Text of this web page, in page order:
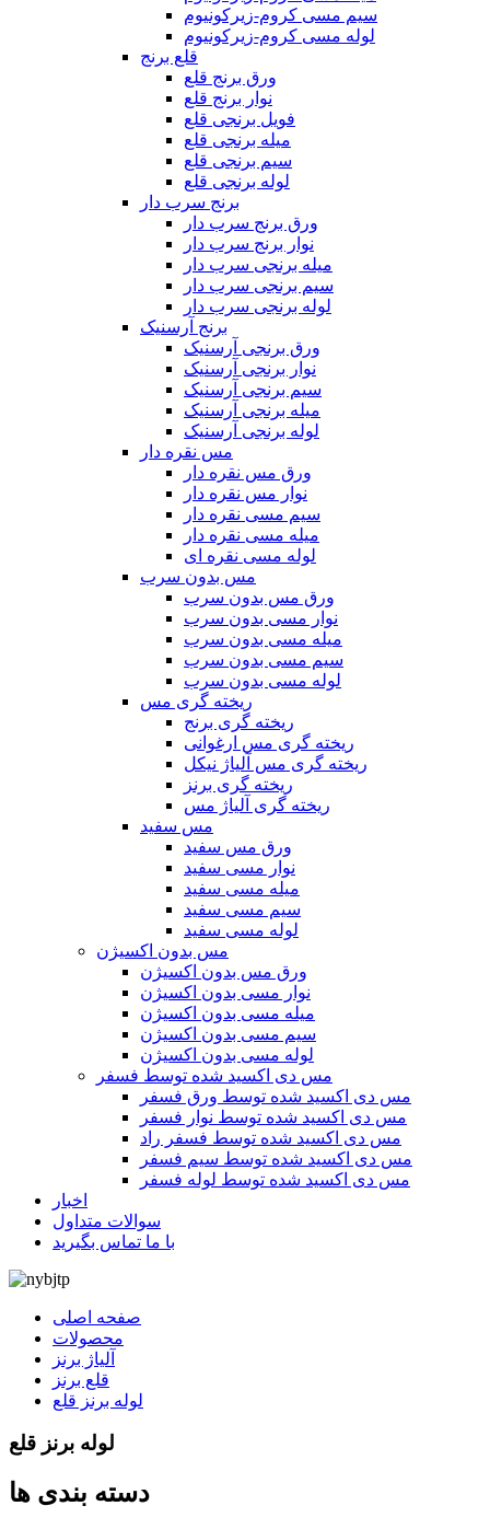
سیم مسی کروم-زیرکونیوم
لوله مسی کروم-زیرکونیوم
قلع برنج
ورق برنج قلع
نوار برنج قلع
فویل برنجی قلع
میله برنجی قلع
سیم برنجی قلع
لوله برنجی قلع
برنج سرب دار
ورق برنج سرب دار
نوار برنج سرب دار
میله برنجی سرب دار
سیم برنجی سرب دار
لوله برنجی سرب دار
برنج آرسنیک
ورق برنجی آرسنیک
نوار برنجی آرسنیک
سیم برنجی آرسنیک
میله برنجی آرسنیک
لوله برنجی آرسنیک
مس نقره دار
ورق مس نقره دار
نوار مس نقره دار
سیم مسی نقره دار
میله مسی نقره دار
لوله مسی نقره ای
مس بدون سرب
ورق مس بدون سرب
نوار مسی بدون سرب
میله مسی بدون سرب
سیم مسی بدون سرب
لوله مسی بدون سرب
ریخته گری مس
ریخته گری برنج
ریخته گری مس ارغوانی
ریخته گری مس آلیاژ نیکل
ریخته گری برنز
ریخته گری آلیاژ مس
مس سفید
ورق مس سفید
نوار مسی سفید
میله مسی سفید
سیم مسی سفید
لوله مسی سفید
مس بدون اکسیژن
ورق مس بدون اکسیژن
نوار مسی بدون اکسیژن
میله مسی بدون اکسیژن
سیم مسی بدون اکسیژن
لوله مسی بدون اکسیژن
مس دی اکسید شده توسط فسفر
مس دی اکسید شده توسط ورق فسفر
مس دی اکسید شده توسط نوار فسفر
مس دی اکسید شده توسط فسفر راد
مس دی اکسید شده توسط سیم فسفر
مس دی اکسید شده توسط لوله فسفر
اخبار
سوالات متداول
با ما تماس بگیرید
صفحه اصلی
محصولات
آلیاژ برنز
قلع برنز
لوله برنز قلع
لوله برنز قلع
دسته بندی ها